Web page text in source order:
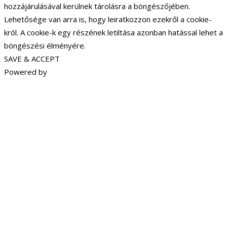
hozzájárulásával kerülnek tárolásra a böngészőjében.
Lehetősége van arra is, hogy leiratkozzon ezekről a cookie-
król. A cookie-k egy részének letiltása azonban hatással lehet a
böngészési élményére.
SAVE & ACCEPT
Powered by